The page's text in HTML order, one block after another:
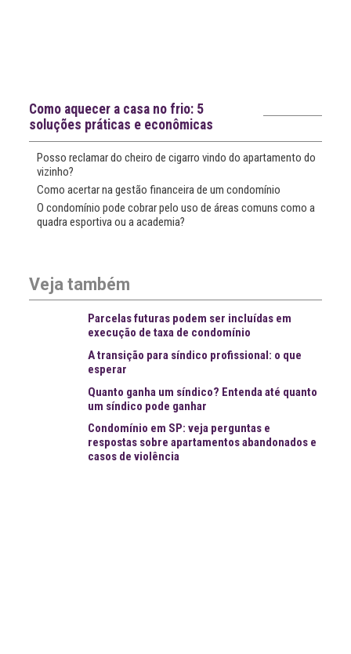
Notícias recentes
Como aquecer a casa no frio: 5
soluções práticas e econômicas
Posso reclamar do cheiro de cigarro vindo do apartamento do
vizinho?
Como acertar na gestão financeira de um condomínio
O condomínio pode cobrar pelo uso de áreas comuns como a
quadra esportiva ou a academia?
Veja também
Parcelas futuras podem ser incluídas em
execução de taxa de condomínio
A transição para síndico profissional: o que
esperar
Quanto ganha um síndico? Entenda até quanto
um síndico pode ganhar
Condomínio em SP: veja perguntas e
respostas sobre apartamentos abandonados e
casos de violência